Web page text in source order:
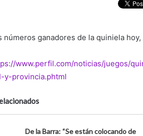
números ganadores de la quiniela
www.perfil.com/noticias/juegos/
y-provincia.phtml
De la Barra: “Se están colocando de